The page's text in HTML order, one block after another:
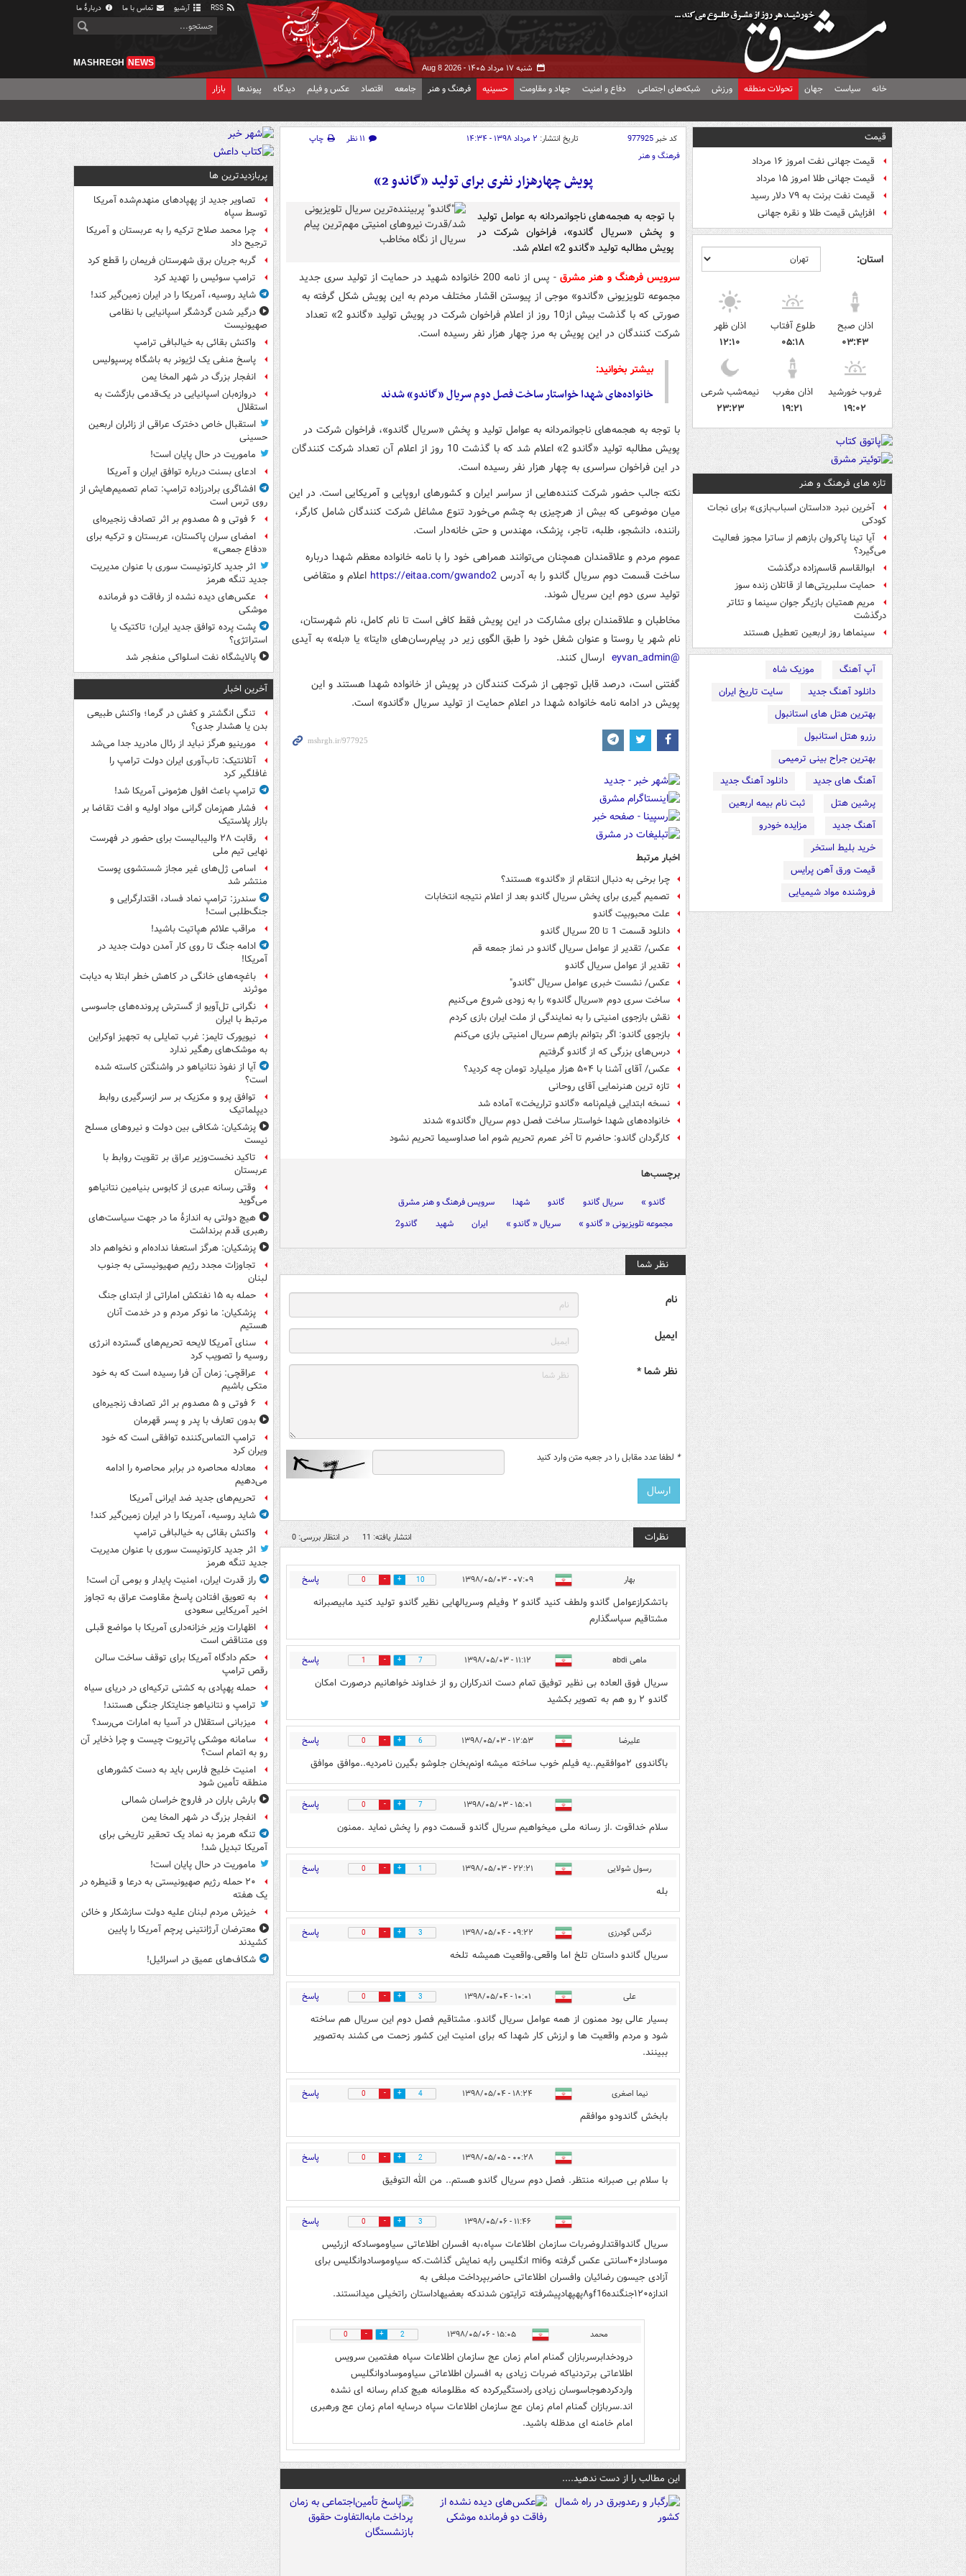
آرشیو تماس با ما دربارهٔ ما
شنبه ۱۷ مرداد ۱۴۰۵ - Aug 8 2026
MASHREGH NEWS
خانه سیاست جهان تحولات منطقه ورزش شبکه‌های اجتماعی دفاع و امنیت جهاد و مقاومت حسینیه فرهنگ و هنر جامعه اقتصاد عکس و فیلم دیدگاه پیوندها بازار
قیمت
قیمت جهانی نفت امروز ۱۶ مرداد
قیمت جهانی طلا امروز ۱۵ مرداد
قیمت نفت برنت به ۷۹ دلار رسید
افزایش قیمت طلا و نقره جهانی
استان:
اذان صبح
۰۳:۴۳
طلوع آفتاب
۰۵:۱۸
اذان ظهر
۱۲:۱۰
غروب خورشید
۱۹:۰۲
اذان مغرب
۱۹:۲۱
نیمه‌شب شرعی
۲۳:۲۳
تازه های فرهنگ و هنر
آخرین نبرد «داستان اسباب‌بازی» برای نجات
کودکی
آیا تینا پاکروان بازهم از ساترا مجوز فعالیت
می‌گیرد؟
ابوالقاسم قاسم‌زاده درگذشت
حمایت سلبریتی‌ها از قاتلان زنده سوز
مریم همتیان بازیگر جوان سینما و تئاتر
درگذشت
سینماها روز اربعین تعطیل هستند
آپ آهنگ
موزیک شاه
دانلود آهنگ جدید
سایت تاریخ ایران
بهترین هتل های استانبول
رزرو هتل استانبول
بهترین جراح بینی ترمیمی
آهنگ های جدید
دانلود آهنگ جدید
پرشین هتل
ثبت نام بیمه اربعین
آهنگ جدید
مزایده خودرو
خرید بلیط استخر
قیمت ورق آهن پرایس
فروشنده مواد شیمیایی
کد خبر977925 تاریخ انتشار: ۲ مرداد ۱۳۹۸ - ۱۴:۳۴ ۱۱ نظر
چاپ
فرهنگ و هنر
پویش چهارهزار نفری برای تولید «گاندو 2»
با توجه به هجمه‌های ناجوانمردانه به عوامل تولید
و پخش «سریال گاندو»، فراخوان شرکت در
پویش مطالبه تولید «گاندو 2» اعلام شد.
سرویس فرهنگ و هنر مشرق
- پس از نامه 200 خانواده شهید در حمایت از تولید سری جدید
مجموعه تلویزیونی «گاندو» موجی از پیوستن اقشار مختلف مردم به این پویش شکل گرفته به
صورتی که با گذشت بیش از10 روز از اعلام فراخوان شرکت در پویش تولید «گاندو 2» تعداد
شرکت کنندگان در این پویش به مرز چهار هزار نفر رسیده است.
بیشتر بخوانید:
خانواده‌های شهدا خواستار ساخت فصل دوم سریال «گاندو» شدند
با توجه به هجمه‌های ناجوانمردانه به عوامل تولید و پخش «سریال گاندو»، فراخوان شرکت در
پویش مطالبه تولید «گاندو 2» اعلام شد که با گذشت 10 روز از اعلام آن تعداد شرکت کنندگان
در این فراخوان سراسری به چهار هزار نفر رسیده است.
نکته جالب حضور شرکت کننده‌هایی از سراسر ایران و کشورهای اروپایی و آمریکایی است. در این
میان موضوعی که بیش از هرچیزی به چشم می‌خورد تنوع مشاغل شرکت کنندگان شامل کارگر،
راننده، دانشجو، طلبه، تاجر، پزشک، مهندس و حتی خانه‌دار است.
عموم مردم و علاقمندان همچنان می‌توانند همراهی خود را با نامه خانواده معظم شهدا درباره
ساخت قسمت دوم سریال گاندو را به آدرس
اعلام و متقاضی
تولید سری دوم این سریال شوند.
مخاطبان و علاقمندان برای مشارکت در این پویش فقط کافی است تا نام کامل، نام شهرستان،
نام شهر یا روستا و عنوان شغل خود را طبق الگوی زیر در پیام‌رسان‌های «ایتا» یا «بله» به آیدی
@eyvan_admin
ارسال کنند.
گفتنی است، درصد قابل توجهی از شرکت کنندگان در پویش از خانواده شهدا هستند و این
پویش در ادامه نامه خانواده شهدا در اعلام حمایت از تولید سریال «گاندو» است.
اخبار مرتبط
چرا برخی به دنبال انتقام از «گاندو» هستند؟
تصمیم گیری برای پخش سریال گاندو بعد از اعلام نتیجه انتخابات
علت محبوبیت گاندو
دانلود قسمت 1 تا 20 سریال گاندو
عکس/ تقدیر از عوامل سریال گاندو در نماز جمعه قم‎
تقدیر از عوامل سریال گاندو
عکس/ نشست خبری عوامل سریال "گاندو"
ساخت سری دوم «سریال گاندو» را به زودی شروع می‌کنیم
نقش بازجوی امنیتی را به نمایندگی از ملت ایران بازی کردم
بازجوی گاندو: اگر بتوانم بازهم سریال امنیتی بازی می‌کنم
درس‌های بزرگی که از گاندو گرفتیم
عکس/ آقای آشنا با ۵۰۴ هزار میلیارد تومان چه کردید؟
تازه ترین هنرنمایی آقای روحانی
نسخه ابتدایی فیلم‌نامه «گاندو تراریخت» آماده شد
خانواده‌های شهدا خواستار ساخت فصل دوم سریال «گاندو» شدند
کارگردان گاندو: حاضرم تا آخر عمرم تحریم شوم اما صداوسیما تحریم نشود
برچسب‌ها
گاندو » سریال گاندو گاندو شهدا
سرویس فرهنگ و هنر مشرق
مجموعه تلویزیونی « گاندو »
سریال « گاندو » ایران شهید گاندو2
نظر شما
نام
ایمیل
نظر شما *
* لطفا عدد مقابل را در جعبه متن وارد کنید
نظرات انتشار یافته: 11 در انتظار بررسی: 0
بهار ۰۷:۰۹ - ۱۳۹۸/۰۵/۰۳ 10
0 پاسخ
باتشکرازعوامل گاندو ولطف کنید گاندو ۲ وفیلم وسریالهایی نظیر گاندو تولید کنید مابیصبرانه
مشتاقیم سپاسگذارم
ماهی abdi ۱۱:۱۲ - ۱۳۹۸/۰۵/۰۳ 7
1 پاسخ
سریال فوق العاده بی نظیر توفیق تمام دست اندرکاران رو از خداوند خواهانیم درصورت امکان
گاندو ۲ رو هم به تصویر بکشید
علیرضا ۱۲:۵۳ - ۱۳۹۸/۰۵/۰۳ 6
0 پاسخ
باگاندوی ۲موافقیم..یه فیلم‌ خوب ساخته میشه اونم‌بخان‌ جلوشو بگیرن‌ نامردیه..موافق موافق
۱۵:۰۱ - ۱۳۹۸/۰۵/۰۳ 7
0 پاسخ
سلام خداقوت .از رسانه ملی میخواهیم سریال گاندو قسمت دوم را پخش نماید .ممنون
رسول شولایی ۲۲:۲۱ - ۱۳۹۸/۰۵/۰۳ 1
0 پاسخ
بله
نرگس گودرزی ۰۹:۲۲ - ۱۳۹۸/۰۵/۰۴ 3
0 پاسخ
سریال گاندو داستان تلخ اما واقعی.واقعیت همیشه تلخه
علی ۱۰:۰۱ - ۱۳۹۸/۰۵/۰۴ 3
0 پاسخ
بسیار عالی بود ممنون از همه عوامل سریال گاندو. مشتاقیم فصل دوم این سریال هم ساخته
شود و مردم واقعیت ها و ارزش کار شهدا که برای امنیت این کشور زحمت می کشند به‌تصویر
ببینند.
نیما اصغری ۱۸:۲۴ - ۱۳۹۸/۰۵/۰۴ 4
0 پاسخ
بابخش گاندودو موافقم
۰۰:۲۸ - ۱۳۹۸/۰۵/۰۵ 2
0 پاسخ
با سلام بی صبرانه منتظر. فصل دوم سریال گاندو هستم.. من الله التوفیق
۱۱:۴۶ - ۱۳۹۸/۰۵/۰۶ 3
0 پاسخ
سریال گاندواقتداروضربات سازمان اطلاعات سپاه،به افسران اطلاعاتی سیاوموسادکه ازرئیس
موساداز۴۰سانتی عکس گرفته وmi6 انگلیس رابه نمایش گذاشت.که سیاوموسادوانگلیس برای
آزادی جیسون رضائیان وافسران اطلاعاتی حاضربپرداخت مبلغی به
اندازه۱۲۰جنگندهf16و۸پهپهادپیشرفته ترایتون شدندکه بعضیهاداستان راتخیلی میدانستند.
محمد ۱۵:۰۵ - ۱۳۹۸/۰۵/۰۶ 2
0
درودخدابرسربازان گمنام امام زمان عج سازمان اطلاعات سپاه هفتمین سرویس
اطلاعاتی برتردنیاکه ضربات زیادی به افسران اطلاعاتی سیاوموسادوانگلیس
واردکردهوجاسوسان زیادی رادستگیرکرده که مظلومانه هیچ کدام رسانه ای نشده
اند.سربازان گمنام امام زمان عج سازمان اطلاعات سپاه درسایه امام زمان عج ورهبری
امام خامنه ای مدظله باشید.
این مطالب را از دست ندهید....
پربازدیدترین ها
تصاویر جدید از پهپادهای منهدم‌شده آمریکا
توسط سپاه
چرا محمد صلاح ترکیه را به عربستان و آمریکا
ترجیح داد
گربه جریان برق شهرستان فریمان را قطع کرد
ترامپ سوئیس را تهدید کرد
شاید روسیه، آمریکا را در ایران زمین‌گیر کند!
درگیر شدن گردشگر اسپانیایی با نظامی
صهیونیست
واکنش بقائی به خیالبافی ترامپ
پاسخ منفی یک لژیونر به باشگاه پرسپولیس
انفجار بزرگ در شهر المخا یمن
دروازه‌بان اسپانیایی در یک‌قدمی بازگشت به
استقلال
استقبال خاص دخترک عراقی از زائران اربعین
حسینی
ماموریت در حال پایان است!
ادعای بسنت درباره توافق ایران و آمریکا
افشاگری برادرزاده ترامپ: تمام تصمیم‌هایش از
روی ترس است
۶ فوتی و ۵ مصدوم بر اثر تصادف زنجیره‌ای
امضای سران پاکستان، عربستان و ترکیه برای
«دفاع جمعی»
اثر جدید کارتونیست سوری با عنوان مدیریت
جدید تنگه هرمز
عکس‌های دیده نشده از رفاقت دو فرمانده‌
موشکی
پشت پرده توافق جدید ایران؛ تاکتیک یا
استراتژی؟
پالایشگاه نفت اسلواکی منفجر شد
آخرین اخبار
تنگی انگشتر و کفش در گرما؛ واکنش طبیعی
بدن یا هشدار جدی؟
مورینیو هرگز نباید از رئال مادرید جدا می‌شد
آتلانتیک: تاب‌آوری ایران دولت ترامپ را
غافلگیر کرد
ترامپ باعث افول هژمونی آمریکا شد!
فشار هم‌زمان گرانی مواد اولیه و افت تقاضا بر
بازار پلاستیک
رقابت ۲۸ والیبالیست برای حضور در فهرست
نهایی تیم ملی
اسامی ژل‌های غیر مجاز شستشوی پوست
منتشر شد
سندرز: ترامپ نماد فساد، اقتدارگرایی و
جنگ‌طلبی است!
مراقب علائم هپاتیت باشید!
ادامه جنگ تا روی کار آمدن دولت جدید در
آمریکا!
باغچه‌های خانگی در کاهش خطر ابتلا به دیابت
موثرند
نگرانی تل‌آویو از گسترش پرونده‌های جاسوسی
مرتبط با ایران
نیویورک تایمز: غرب تمایلی به تجهیز اوکراین
به موشک‌های رهگیر ندارد
آیا از نفوذ نتانیاهو در واشنگتن کاسته شده
است؟
توافق پرو و مکزیک بر سر ازسرگیری روابط
دیپلماتیک
پزشکیان: شکافی بین دولت و نیروهای مسلح
نیست
تاکید نخست‌وزیر عراق بر تقویت روابط با
عربستان
وقتی رسانه عبری از کابوس بنیامین نتانیاهو
می‌گوید
هیچ دولتی به اندازۀ ما در جهت سیاست‌های
رهبری قدم برنداشت
پزشکیان: هرگز استعفا نداده‌ام و نخواهم داد
تجاوزات مجدد رژیم صهیونیستی به جنوب
لبنان
حمله به ۱۵ نفتکش‌ اماراتی از ابتدای جنگ
پزشکیان: ما نوکر مردم و در خدمت آنان
هستیم
سنای آمریکا لایحه تحریم‌های گسترده انرژی
روسیه را تصویب کرد
عراقچی: زمان آن فرا رسیده است که به خود
متکی باشیم
۶ فوتی و ۵ مصدوم بر اثر تصادف زنجیره‌ای
بدون تعارف با پدر و پسر قهرمان
ترامپ التماس‌کننده توافقی است که خود
ویران کرد
معادله محاصره در برابر محاصره را ادامه
می‌دهیم
تحریم‌های جدید ضد ایرانی آمریکا
شاید روسیه، آمریکا را در ایران زمین‌گیر کند!
واکنش بقائی به خیالبافی ترامپ
اثر جدید کارتونیست سوری با عنوان مدیریت
جدید تنگه هرمز
راز قدرت ایران، امنیت پایدار و بومی آن است!
به تعویق افتادن پاسخ مقاومت عراق به تجاوز
اخیر آمریکایی سعودی
اظهارات وزیر خزانه‌داری آمریکا با مواضع قبلی
وی متناقض است
حکم دادگاه آمریکا برای توقف ساخت سالن
رقص ترامپ
حمله پهپادی به کشتی ترکیه‌ای در دریای سیاه
ترامپ و نتانیاهو جنایتکار جنگی هستند!
میزبانی استقلال در آسیا به امارات می‌رسد؟
سامانه موشکی پاتریوت چیست و چرا ذخایر آن
رو به اتمام است؟
امنیت خلیج فارس باید به دست کشورهای
منطقه تأمین شود
بارش باران در فاروج خراسان شمالی
انفجار بزرگ در شهر المخا یمن
تنگه هرمز به نماد یک تحقیر تاریخی برای
آمریکا تبدیل شد!
ماموریت در حال پایان است!
۲۰ حمله رژیم صهیونیستی به درعا و قنیطره در
یک هفته
خیزش مردم لبنان علیه دولت سازشکار و خائن
معترضان آرژانتینی پرچم آمریکا را پایین
کشیدند
شکاف‌های عمیق در اسرائیل!